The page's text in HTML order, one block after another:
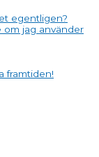
egentligen?
om jag använder
framtiden!